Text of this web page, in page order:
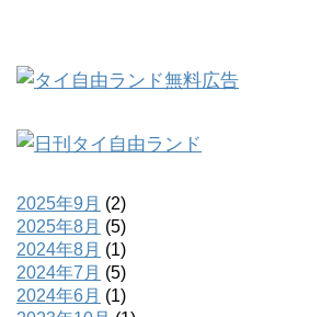
2025年9月 (2)
2025年8月 (5)
2024年8月 (1)
2024年7月 (5)
2024年6月 (1)